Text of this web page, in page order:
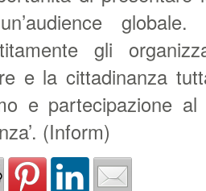
globale.
gli
e la cittadinanza
e partecipazione
(Inform)